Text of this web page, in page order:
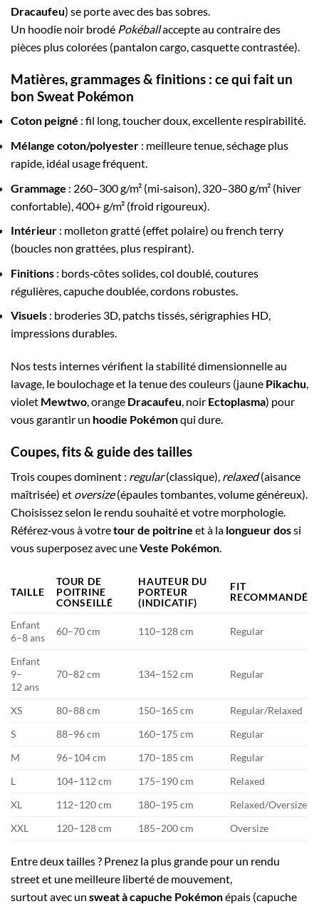
Dracaufeu) se porte avec des bas sobres.
Un hoodie noir brodé Pokéballaccepte au contraire des
pièces plus colorées (pantalon cargo, casquette contrastée).
Matières, grammages & finitions : ce qui fait un
bon Sweat Pokémon
Coton peigné : fil long, toucher doux, excellente respirabilité.
Mélange coton/polyester : meilleure tenue, séchage plus
rapide, idéal usage fréquent.
Grammage : 260–300 g/m² (mi‑saison), 320–380 g/m² (hiver
confortable), 400+ g/m² (froid rigoureux).
Intérieur : molleton gratté (effet polaire) ou french terry
(boucles non grattées, plus respirant).
Finitions : bords‑côtes solides, col doublé, coutures
régulières, capuche doublée, cordons robustes.
Visuels : broderies 3D, patchs tissés, sérigraphies HD,
impressions durables.
Nos tests internes vérifient la stabilité dimensionnelle au
lavage, le boulochage et la tenue des couleurs (jaune Pikachu,
violet Mewtwo, orange Dracaufeu, noir Ectoplasma) pour
vous garantir un hoodie Pokémonqui dure.
Coupes, fits & guide des tailles
Trois coupes dominent : regular(classique), relaxed(aisance
maîtrisée) et oversize(épaules tombantes, volume généreux).
Choisissez selon le rendu souhaité et votre morphologie.
Référez‑vous à votretour de poitrine et à la longueur dossi
vous superposez avec uneVeste Pokémon
TAILLE
TOUR DE
POITRINE
CONSEILLÉ
HAUTEUR DU
PORTEUR
(INDICATIF)
FIT
RECOMMANDÉ
Enfant
6–8 ans
60–70 cm 110–128 cm Regular
Enfant
9–
12 ans
70–82 cm 134–152 cm Regular
XS 80–88 cm 150–165 cm
Regular/Relaxed
S
88–96 cm 160–175 cm
Regular
M
96–104 cm 170–185 cm
Regular
L
104–112 cm 175–190 cm
Relaxed
XL
112–120 cm 180–195 cm
Relaxed/Oversize
XXL
120–128 cm 185–200 cm Oversize
Entre deux tailles ? Prenez la plus grande pour un rendu
street et une meilleure liberté de mouvement,
surtout avec un sweat à capuche Pokémonépais (capuche